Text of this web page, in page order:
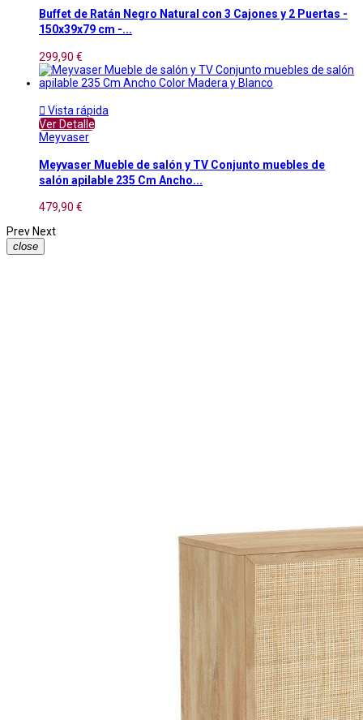
Buffet de Ratán Negro Natural con 3 Cajones y 2 Puertas -
150x39x79 cm -...
299,90 €
 Vista rápida
Ver Detalle
Meyvaser
Meyvaser Mueble de salón y TV Conjunto muebles de
salón apilable 235 Cm Ancho...
479,90 €
Prev Next
close